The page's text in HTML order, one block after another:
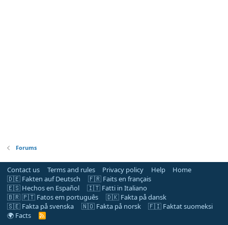
Forums
Contact us Terms and rules Privacy policy Help
Home
🇩🇪 Fakten auf Deutsch
🇫🇷 Faits en français
🇪🇸 Hechos en Español
🇮🇹 Fatti in Italiano
🇧🇷 🇵🇹 Fatos em português
🇩🇰 Fakta på dansk
🇸🇪 Fakta på svenska
🇳🇴 Fakta på norsk
🇫🇮 Faktat suomeksi
🌍 Facts
R